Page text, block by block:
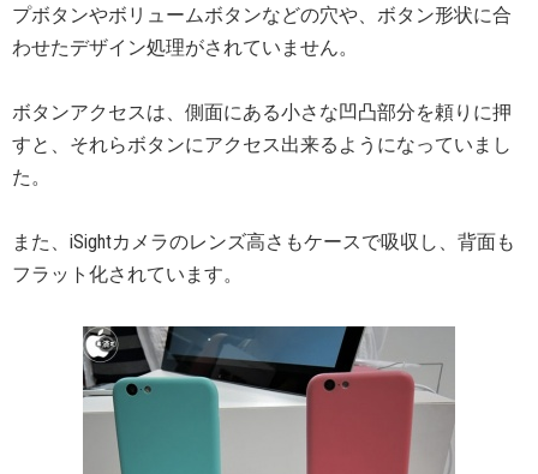
プボタンやボリュームボタンなどの穴や、ボタン形状に合
わせたデザイン処理がされていません。
ボタンアクセスは、側面にある小さな凹凸部分を頼りに押
すと、それらボタンにアクセス出来るようになっていまし
た。
また、iSightカメラのレンズ高さもケースで吸収し、背面も
フラット化されています。